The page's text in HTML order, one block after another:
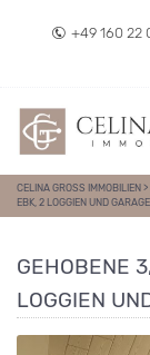
+49 160 22
CELINA GROSS IMMOBILIEN >
EBK, 2 LOGGIEN UND
GEHOBENE
LOGGIEN